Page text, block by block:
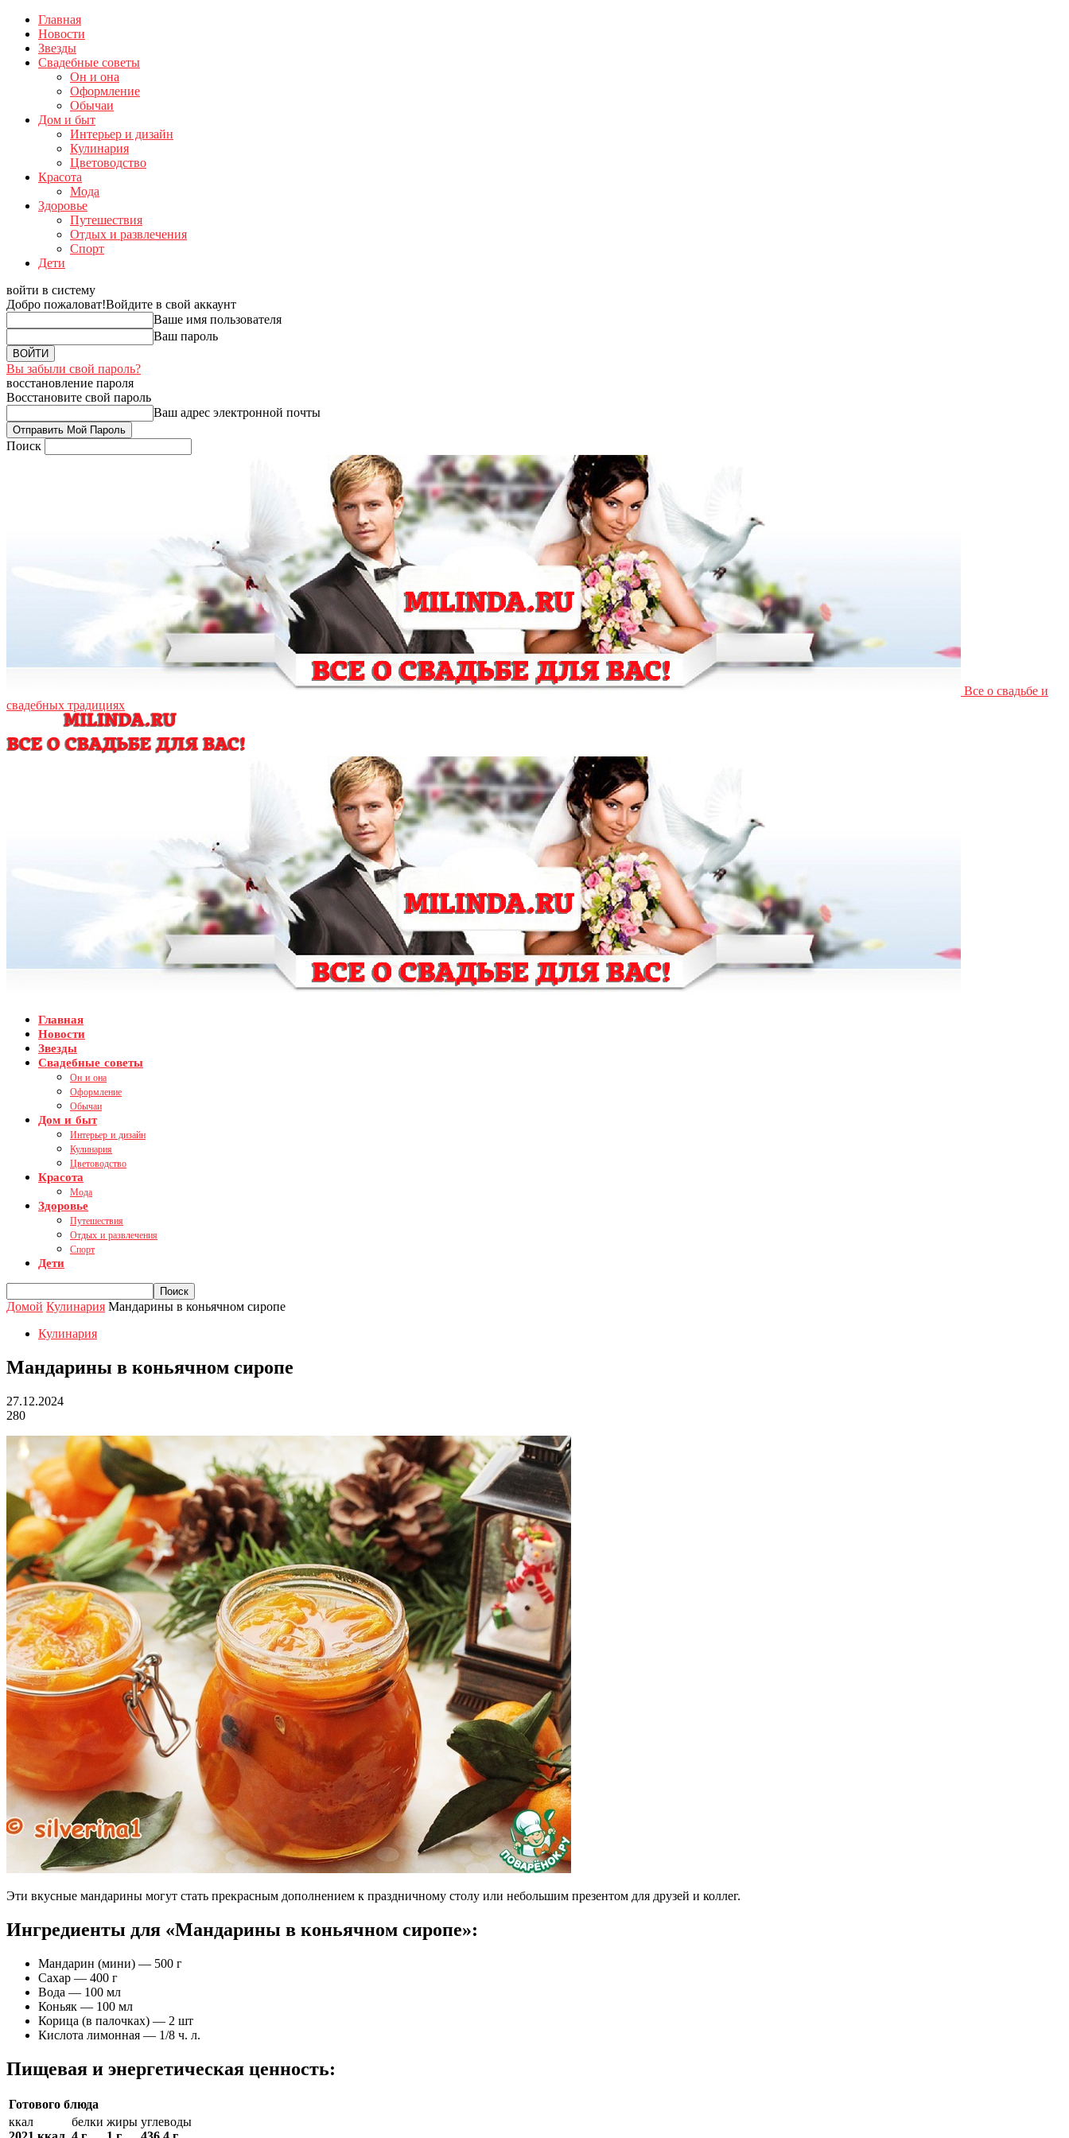
Главная
Новости
Звезды
Свадебные советы
Он и она
Оформление
Обычаи
Дом и быт
Интерьер и дизайн
Кулинария
Цветоводство
Красота
Мода
Здоровье
Путешествия
Отдых и развлечения
Спорт
Дети
войти в систему
Добро пожаловат!Войдите в свой аккаунт
Ваше имя пользователя
Ваш пароль
Вы забыли свой пароль?
восстановление пароля
Восстановите свой пароль
Ваш адрес электронной почты
Поиск
Все о свадьбе и
свадебных традициях
Главная
Новости
Звезды
Свадебные советы
Он и она
Оформление
Обычаи
Дом и быт
Интерьер и дизайн
Кулинария
Цветоводство
Красота
Мода
Здоровье
Путешествия
Отдых и развлечения
Спорт
Дети
Домой Кулинария Мандарины в коньячном сиропе
Кулинария
Мандарины в коньячном сиропе
27.12.2024
280
Эти вкусные мандарины могут стать прекрасным дополнением к праздничному столу или небольшим презентом для друзей и коллег.
Ингредиенты для «Мандарины в коньячном сиропе»:
Мандарин (мини) — 500 г
Сахар — 400 г
Вода — 100 мл
Коньяк — 100 мл
Корица (в палочках) — 2 шт
Кислота лимонная — 1/8 ч. л.
Пищевая и энергетическая ценность:
Готового блюда
ккал
белки жиры углеводы